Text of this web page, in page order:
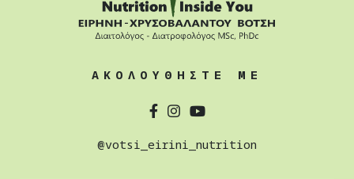
ΑΚΟΛΟΥΘΗΣΤΕ ΜΕ
@votsi_eirini_nutrition